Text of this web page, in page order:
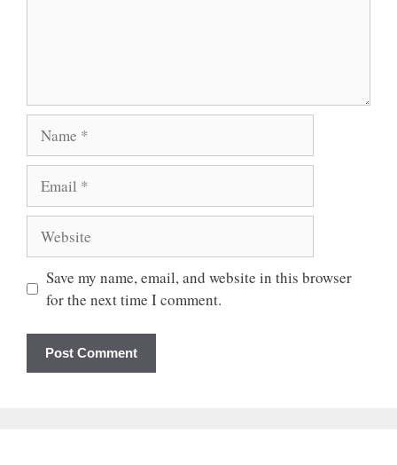
Save my name, email, and website in this browser
for the next time I comment.